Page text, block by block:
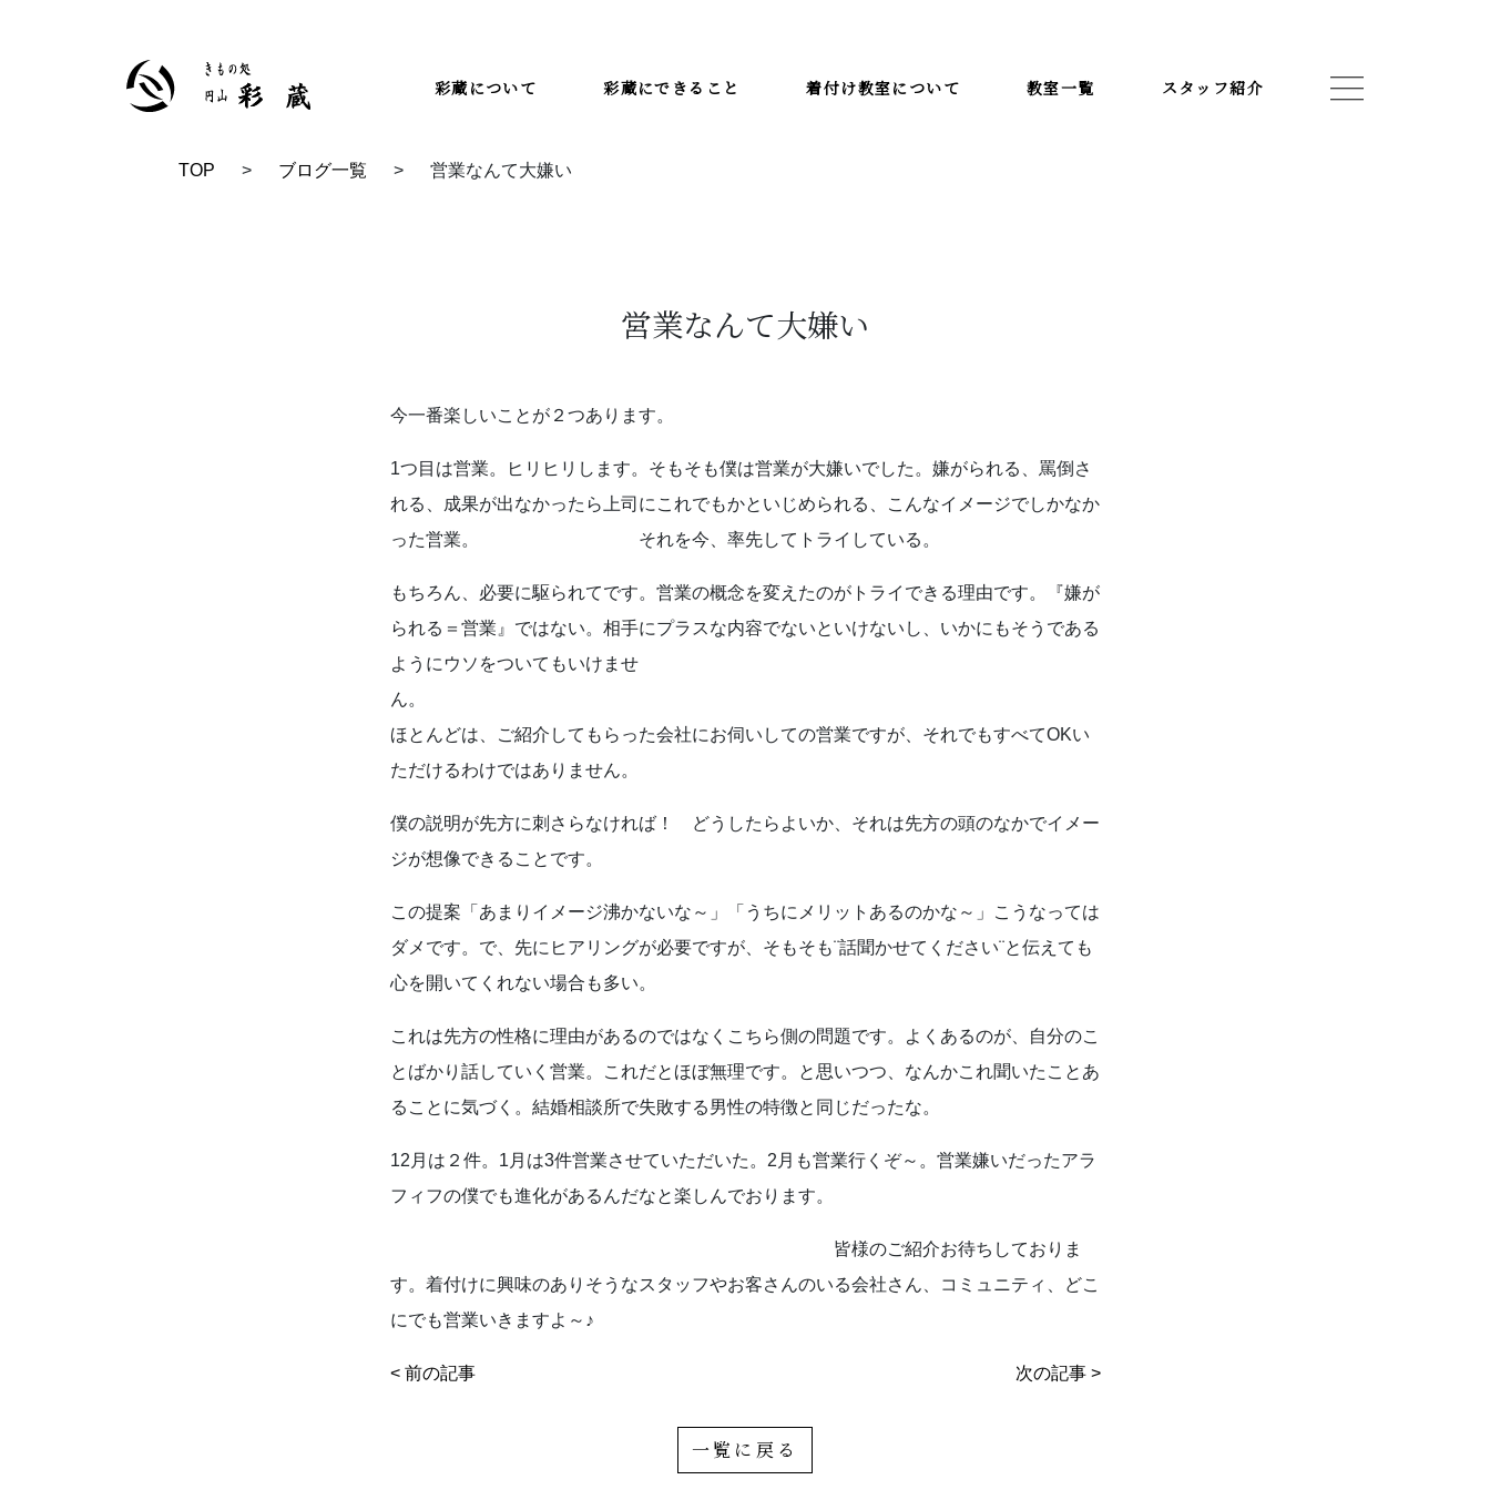
お問い合わせはこちらから
彩蔵について 彩蔵にできること 着付け教室について 教室一覧 スタッフ紹介
TOP > ブログ一覧 > 営業なんて大嫌い
営業なんて大嫌い
今一番楽しいことが２つあります。
1つ目は営業。ヒリヒリします。そもそも僕は営業が大嫌いでした。嫌がられる、罵倒さ
れる、成果が出なかったら上司にこれでもかといじめられる、こんなイメージでしかなか
った営業。 それを今、率先してトライしている。
もちろん、必要に駆られてです。営業の概念を変えたのがトライできる理由です。『嫌が
られる＝営業』ではない。相手にプラスな内容でないといけないし、いかにもそうである
ようにウソをついてもいけませ
ん。
ほとんどは、ご紹介してもらった会社にお伺いしての営業ですが、それでもすべてOKい
ただけるわけではありません。
僕の説明が先方に刺さらなければ！ どうしたらよいか、それは先方の頭のなかでイメー
ジが想像できることです。
この提案「あまりイメージ沸かないな～」「うちにメリットあるのかな～」こうなっては
ダメです。で、先にヒアリングが必要ですが、そもそも¨話聞かせてください¨と伝えても
心を開いてくれない場合も多い。
これは先方の性格に理由があるのではなくこちら側の問題です。よくあるのが、自分のこ
とばかり話していく営業。これだとほぼ無理です。と思いつつ、なんかこれ聞いたことあ
ることに気づく。結婚相談所で失敗する男性の特徴と同じだったな。
12月は２件。1月は3件営業させていただいた。2月も営業行くぞ～。営業嫌いだったアラ
フィフの僕でも進化があるんだなと楽しんでおります。
皆様のご紹介お待ちしておりま
す。着付けに興味のありそうなスタッフやお客さんのいる会社さん、コミュニティ、どこ
にでも営業いきますよ～♪
< 前の記事 次の記事 >
一覧に戻る